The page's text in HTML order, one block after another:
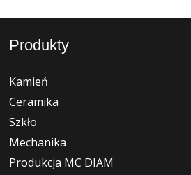
Produkty
Kamień
Ceramika
Szkło
Mechanika
Produkcja MC DIAM